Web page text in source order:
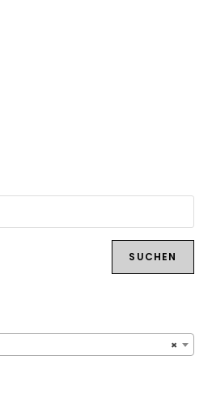
SUCHEN
×